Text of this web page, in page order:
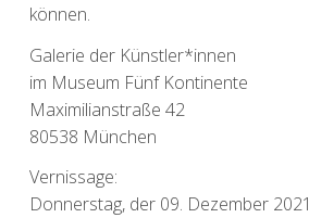
können.
Galerie der Künstler*innen
im Museum Fünf Kontinente
Maximilianstraße 42
80538 München
Vernissage:
Donnerstag, der 09. Dezember 2021